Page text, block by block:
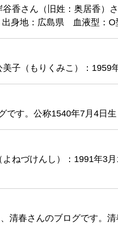
香さん（旧姓：奥居香）
身地：広島県 血液型：O
子（もりくみこ）：
です。公称1540年7月4
よねづけんし）：1991年
清春さんのブログです。